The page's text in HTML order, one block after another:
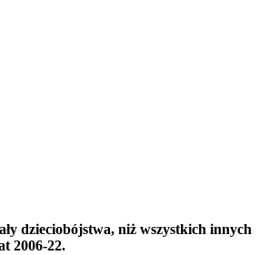
dzieciobójstwa, niż wszystkich innych
2006-22.